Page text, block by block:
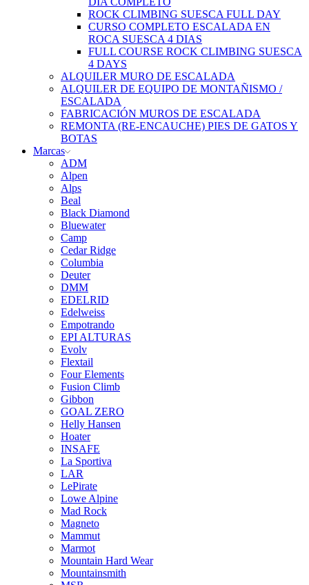
ROCK CLIMBING SUESCA FULL DAY
CURSO COMPLETO ESCALADA EN
ROCA SUESCA 4 DIAS
FULL COURSE ROCK CLIMBING SUESCA
4 DAYS
ALQUILER MURO DE ESCALADA
ALQUILER DE EQUIPO DE MONTAÑISMO /
ESCALADA
FABRICACIÓN MUROS DE ESCALADA
REMONTA (RE-ENCAUCHE) PIES DE GATOS Y
BOTAS
Marcas
ADM
Alpen
Alps
Beal
Black Diamond
Bluewater
Camp
Cedar Ridge
Columbia
Deuter
DMM
EDELRID
Edelweiss
Empotrando
EPI ALTURAS
Evolv
Flextail
Four Elements
Fusion Climb
Gibbon
GOAL ZERO
Helly Hansen
Hoater
INSAFE
La Sportiva
LAR
LePirate
Lowe Alpine
Mad Rock
Magneto
Mammut
Marmot
Mountain Hard Wear
Mountainsmith